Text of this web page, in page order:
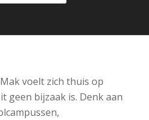
voelt zich thuis op
geen bijzaak is. Denk aan